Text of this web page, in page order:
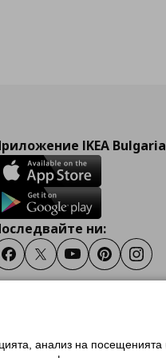
IKEA
ни:
FacebookTwitterYoutubePinterest
за ползване на ikea.bg
анализ на